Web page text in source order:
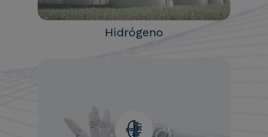
Hidrógeno